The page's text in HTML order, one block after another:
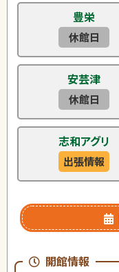
豊栄
休館日
安芸津
休館日
志和アグリ
出張情報
開館情報